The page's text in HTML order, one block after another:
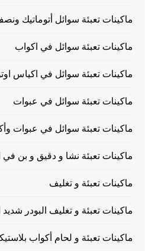
ماكينات تعبئة سوائل أتوماتيك
ماكينات تعبئة سوائل في اكواب
ماكينات تعبئة سوائل في اكياس
ماكينات تعبئة سوائل في عبوات
ماكينات تعبئة سوائل في عبوات
ماكينات تعبئة نشا و دقيق و بن في
ماكينات تعبئة و تغليف
ماكينات تعبئة و تغليف البودر شديد
ماكينات تعبئة و لحام أكواب